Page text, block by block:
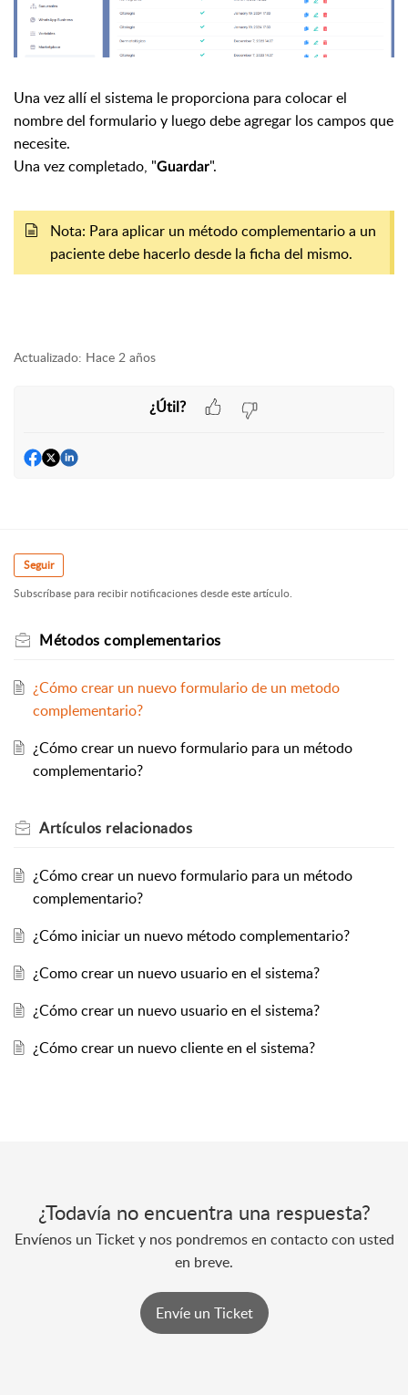
Una vez allí el sistema le proporciona para colocar el
nombre del formulario y luego debe agregar los campos que
necesite.
Una vez completado, "Guardar".
Nota: Para aplicar un método complementario a un
paciente debe hacerlo desde la ficha del mismo.
Actualizado: Hace 2 años
¿Útil?
Seguir
Subscríbase para recibir notificaciones desde este artículo.
Métodos complementarios
¿Cómo crear un nuevo formulario de un metodo
complementario?
¿Cómo crear un nuevo formulario para un método
complementario?
Artículos relacionados
¿Cómo crear un nuevo formulario para un método
complementario?
¿Cómo iniciar un nuevo método complementario?
¿Como crear un nuevo usuario en el sistema?
¿Cómo crear un nuevo usuario en el sistema?
¿Cómo crear un nuevo cliente en el sistema?
¿Todavía no encuentra una respuesta?
Envíenos un Ticket y nos pondremos en contacto con usted
en breve.
Envíe un Ticket